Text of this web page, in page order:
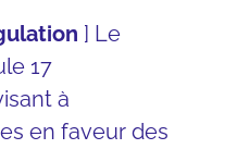
] Le
17
à
en faveur des